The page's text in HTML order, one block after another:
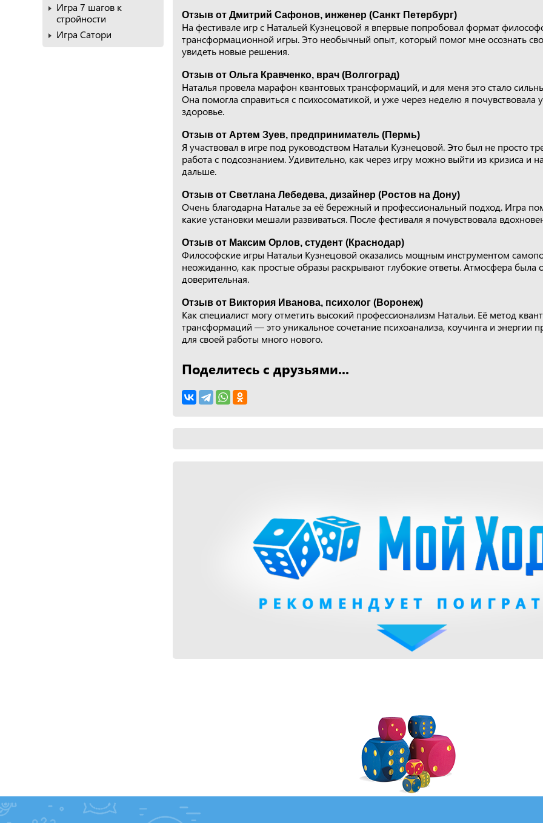
Отзыв от Дмитрий Сафонов, инженер (Санкт Петербург)
На фестивале игр с Натальей Кузнецовой я впервые попробовал формат
трансформационной игры. Это необычный опыт, который помог мне осознать
увидеть новые решения.
Отзыв от Ольга Кравченко, врач (Волгоград)
Наталья провела марафон квантовых трансформаций, и для меня это стало
Она помогла справиться с психосоматикой, и уже через неделю я почувствовала
здоровье.
Отзыв от Артем Зуев, предприниматель (Пермь)
Я участвовал в игре под руководством Натальи Кузнецовой. Это был не просто
работа с подсознанием. Удивительно, как через игру можно выйти из кризиса и
дальше.
Отзыв от Светлана Лебедева, дизайнер (Ростов на Дону)
Очень благодарна Наталье за её бережный и профессиональный подход. Игра
какие установки мешали развиваться. После фестиваля я почувствовала
Отзыв от Максим Орлов, студент (Краснодар)
Философские игры Натальи Кузнецовой оказались мощным инструментом
неожиданно, как простые образы раскрывают глубокие ответы. Атмосфера была
доверительная.
Отзыв от Виктория Иванова, психолог (Воронеж)
Как специалист могу отметить высокий профессионализм Натальи. Её метод
трансформаций — это уникальное сочетание психоанализа, коучинга и энергии
для своей работы много нового.
Поделитесь с друзьями...
Игра 7 шагов к
стройности
Игра Сатори